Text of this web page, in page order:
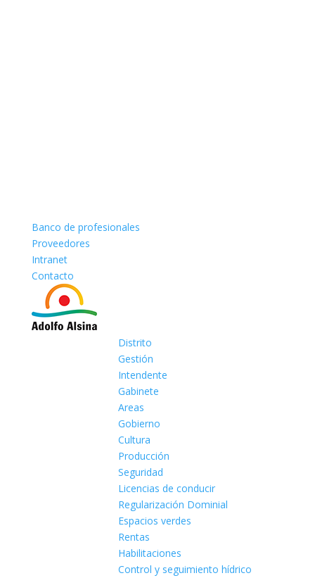
Banco de profesionales
Proveedores
Intranet
Contacto
Distrito
Gestión
Intendente
Gabinete
Areas
Gobierno
Cultura
Producción
Seguridad
Licencias de conducir
Regularización Dominial
Espacios verdes
Rentas
Habilitaciones
Control y seguimiento hídrico